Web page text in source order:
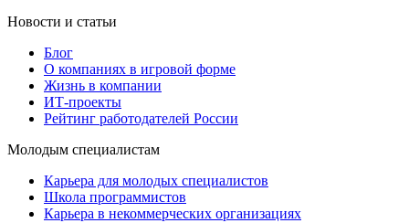
Новости и статьи
Блог
О компаниях в игровой форме
Жизнь в компании
ИТ-проекты
Рейтинг работодателей России
Молодым специалистам
Карьера для молодых специалистов
Школа программистов
Карьера в некоммерческих организациях